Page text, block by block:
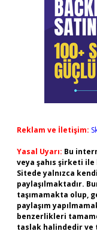
Reklam ve İletişim:
Yasal Uyarı: Bu
veya şahıs şirketi
Sitede yalnızca
paylaşılmaktadır.
taşımamakta olup,
paylaşım
benzerlikleri
taslak halindedir ve